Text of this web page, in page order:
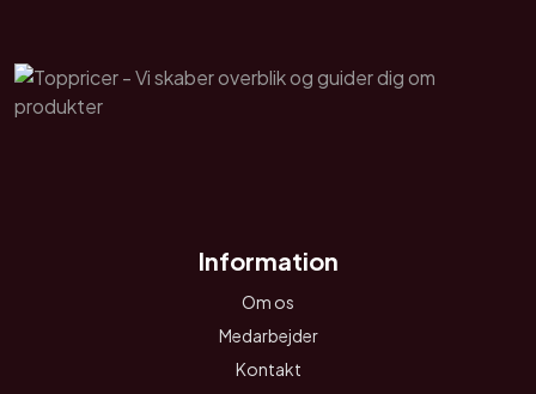
Information
Om os
Medarbejder
Kontakt